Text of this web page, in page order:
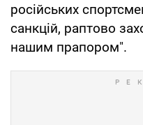
російських
санкцій, раптово
нашим прапором".